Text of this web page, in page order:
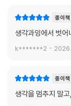
종이책
생각과잉에서 벗어
k*******2
종이책
생각을 멈추지 말